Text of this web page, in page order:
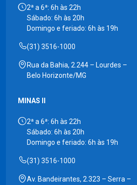
2ª a 6ª: 6h às 22h
Sábado: 6h às 20h
Domingo e feriado: 6h às 19h
(31) 3516-1000
Rua da Bahia, 2.244 – Lourdes –
Belo Horizonte/MG
MINAS II
2ª a 6ª: 6h às 22h
Sábado: 6h às 20h
Domingo e feriado: 6h às 19h
(31) 3516-1000
Av. Bandeirantes, 2.323 – Serra –